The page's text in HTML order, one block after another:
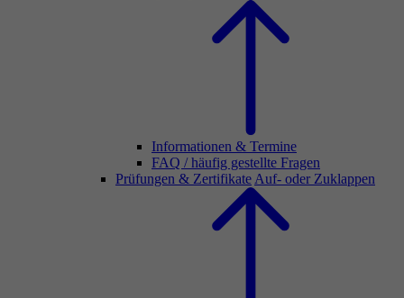
Informationen & Termine
FAQ / häufig gestellte Fragen
Prüfungen & Zertifikate Auf- oder Zuklappen